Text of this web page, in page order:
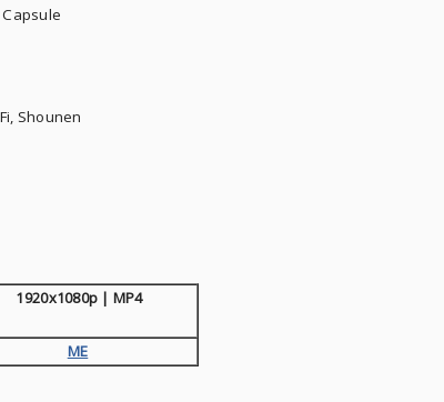
Shounen
1920x1080p | MP4
ME